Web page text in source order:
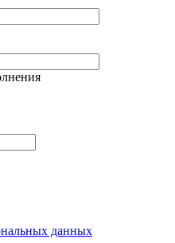
данных